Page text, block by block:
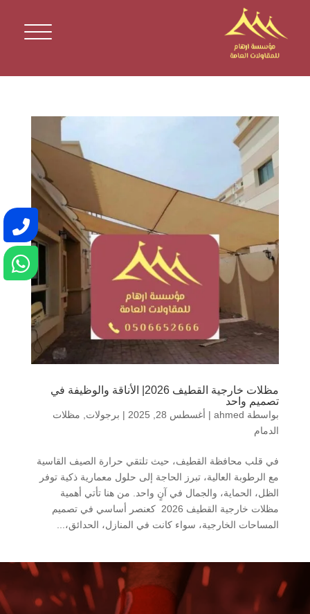
مظلات خارجية القطيف 2026| الأناقة والوظيفة في
تصميم واحد
بواسطة ahmed
| أغسطس 28, 2025 | برجولات, مظلات
الدمام
في قلب محافظة القطيف، حيث تلتقي حرارة الصيف القاسية
مع الرطوبة العالية، تبرز الحاجة إلى حلول معمارية ذكية توفر
الظل، الحماية، والجمال في آنٍ واحد. من هنا تأتي أهمية
مظلات خارجية القطيف 2026 كعنصر أساسي في تصميم
المساحات الخارجية، سواء كانت في المنازل، الحدائق،...